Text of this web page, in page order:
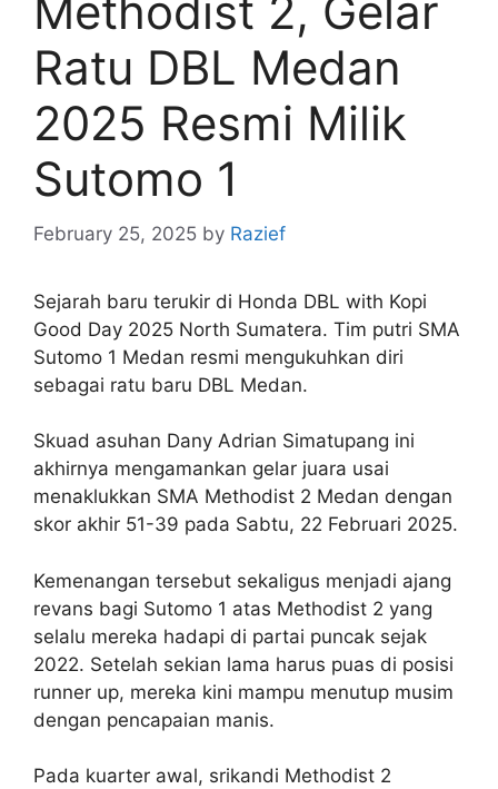
Methodist 2, Gelar
Ratu DBL Medan
2025 Resmi Milik
Sutomo 1
February 25, 2025 by Razief
Sejarah baru terukir di Honda DBL with Kopi
Good Day 2025 North Sumatera. Tim putri SMA
Sutomo 1 Medan resmi mengukuhkan diri
sebagai ratu baru DBL Medan.
Skuad asuhan Dany Adrian Simatupang ini
akhirnya mengamankan gelar juara usai
menaklukkan SMA Methodist 2 Medan dengan
skor akhir 51-39 pada Sabtu, 22 Februari 2025.
Kemenangan tersebut sekaligus menjadi ajang
revans bagi Sutomo 1 atas Methodist 2 yang
selalu mereka hadapi di partai puncak sejak
2022. Setelah sekian lama harus puas di posisi
runner up, mereka kini mampu menutup musim
dengan pencapaian manis.
Pada kuarter awal, srikandi Methodist 2